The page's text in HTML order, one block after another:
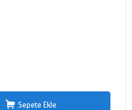
Sepete Ekle